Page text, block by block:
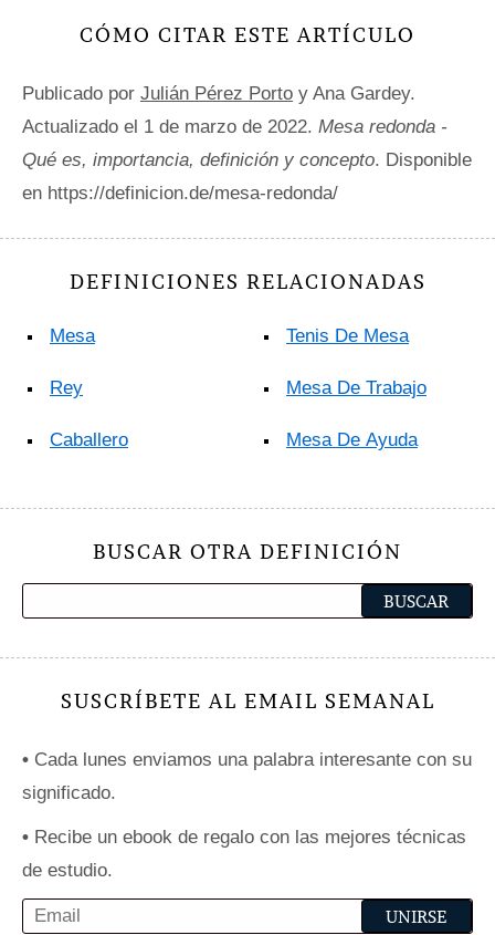
CÓMO CITAR ESTE ARTÍCULO
Publicado por Julián Pérez Porto y Ana Gardey.
Actualizado el 1 de marzo de 2022. Mesa redonda -
Qué es, importancia, definición y concepto. Disponible
en https://definicion.de/mesa-redonda/
DEFINICIONES RELACIONADAS
Mesa
Rey
Caballero
Tenis De Mesa
Mesa De Trabajo
Mesa De Ayuda
BUSCAR OTRA DEFINICIÓN
SUSCRÍBETE AL EMAIL SEMANAL
• Cada lunes enviamos una palabra interesante con su
significado.
• Recibe un ebook de regalo con las mejores técnicas
de estudio.